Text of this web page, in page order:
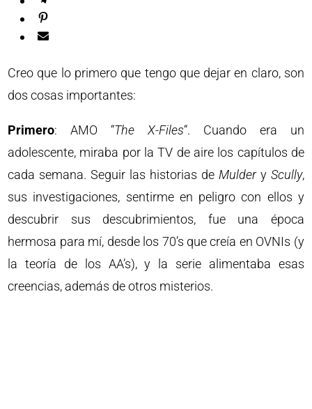
Creo que lo primero que tengo que dejar en claro, son
dos cosas importantes:
Primero: AMO “The X-Files“. Cuando era un
adolescente, miraba por la TV de aire los capítulos de
cada semana. Seguir las historias de Mulder y Scully,
sus investigaciones, sentirme en peligro con ellos y
descubrir sus descubrimientos, fue una época
hermosa para mí, desde los 70’s que creía en OVNIs (y
la teoría de los AA’s), y la serie alimentaba esas
creencias, además de otros misterios.